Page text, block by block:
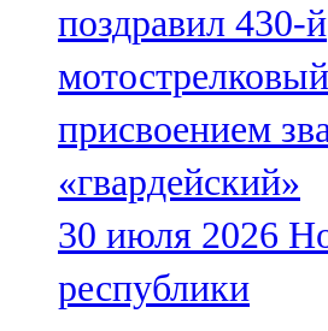
поздравил 430-й
присвоением
«гвардейский»
30 июля 2026
республики